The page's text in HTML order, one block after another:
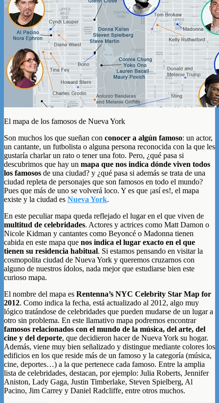
El mapa de los famosos de Nueva York
Son muchos los que sueñan con conocer a algún famoso: un actor,
un cantante, un futbolista o alguna persona reconocida con la que les
gustaría charlar un rato o tener una foto. Pero, ¿qué pasa si
descubrimos que hay un mapa que nos indica dónde viven todos
los famosos de una ciudad? y ¿qué pasa si además se trata de una
ciudad repleta de personajes que son famosos en todo el mundo?
Pues que más de uno se volverá loco. Y es que ¡así es!, el mapa
existe y la ciudad es Nueva York.
En este peculiar mapa queda reflejado el lugar en el que viven de
multitud de celebridades. Actores y actrices como Matt Damon o
Nicole Kidman y cantantes como Beyoncé o Madonna tienen
cabida en este mapa que nos indica el lugar exacto en el que
tienen su residencia habitual. Si estamos pensando en visitar la
cosmopolita ciudad de Nueva York y queremos cruzarnos con
alguno de nuestros ídolos, nada mejor que estudiarse bien este
curioso mapa.
El nombre del mapa es Rentenna’s NYC Celebrity Star Map for
2012. Como indica la fecha, está actualizado al 2012, algo muy
lógico tratándose de celebridades que pueden mudarse de un lugar a
otro sin problema. En este llamativo mapa podremos encontrar
famosos relacionados con el mundo de la música, del arte, del
cine y del deporte, que decidieron hacer de Nueva York su hogar.
Además, viene muy bien señalizado y distingue mediante colores los
edificios en los que reside más de un famoso y la categoría (música,
cine, deportes…) a la que pertenece cada famoso. Entre la amplia
lista de celebridades, destacan, por ejemplo: Julia Roberts, Jennifer
Aniston, Lady Gaga, Justin Timberlake, Steven Spielberg, Al
Pacino, Jim Carrey y Daniel Radcliffe, entre otros muchos.